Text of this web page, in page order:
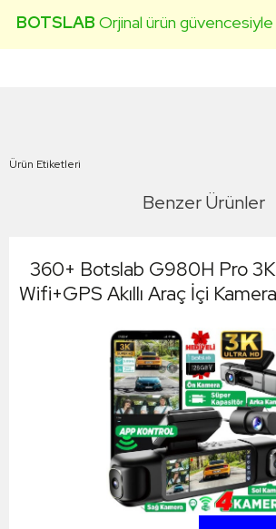
BOTSLAB Orjinal ürün güvencesiyle
Ürün Etiketleri
Benzer Ürünler
360+ Botslab G980H Pro 3K
Wifi+GPS Akıllı Araç İçi Kamera
Görüşlü (128GB HAFIZA